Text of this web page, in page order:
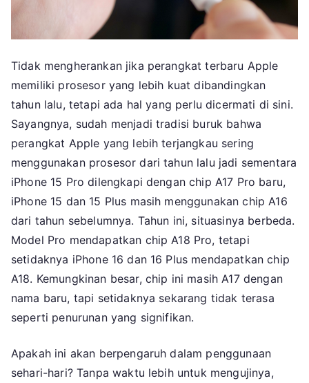
Tidak mengherankan jika perangkat terbaru Apple
memiliki prosesor yang lebih kuat dibandingkan
tahun lalu, tetapi ada hal yang perlu dicermati di sini.
Sayangnya, sudah menjadi tradisi buruk bahwa
perangkat Apple yang lebih terjangkau sering
menggunakan prosesor dari tahun lalu jadi sementara
iPhone 15 Pro dilengkapi dengan chip A17 Pro baru,
iPhone 15 dan 15 Plus masih menggunakan chip A16
dari tahun sebelumnya. Tahun ini, situasinya berbeda.
Model Pro mendapatkan chip A18 Pro, tetapi
setidaknya iPhone 16 dan 16 Plus mendapatkan chip
A18. Kemungkinan besar, chip ini masih A17 dengan
nama baru, tapi setidaknya sekarang tidak terasa
seperti penurunan yang signifikan.
Apakah ini akan berpengaruh dalam penggunaan
sehari-hari? Tanpa waktu lebih untuk mengujinya,